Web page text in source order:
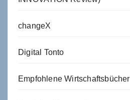
changeX
Digital Tonto
Empfohlene Wirtschaftsbücher